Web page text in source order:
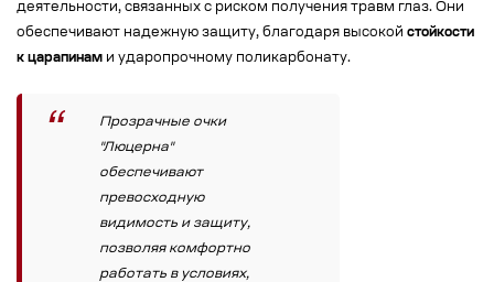
деятельности, связанных с риском получения травм глаз. Они
обеспечивают надежную защиту, благодаря высокой стойкости
к царапинам и ударопрочному поликарбонату.
Прозрачные очки
"Люцерна"
обеспечивают
превосходную
видимость и защиту,
позволяя комфортно
работать в условиях,